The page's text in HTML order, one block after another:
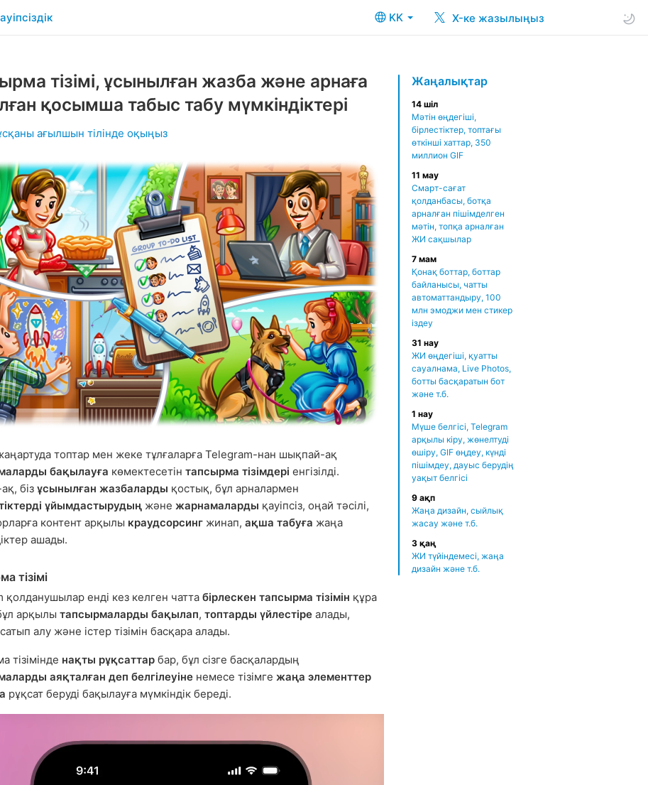
KK X-ке жазылыңыз
Жаңалықтар
14 шіл
Мәтін өңдегіші,
бірлестіктер, топтағы
өткінші хаттар, 350
миллион GIF
11 мау
Смарт-сағат
қолданбасы, ботқа
арналған пішімделген
мәтін, топқа арналған
ЖИ сақшылар
7 мам
Қонақ боттар, боттар
байланысы, чатты
автоматтандыру, 100
млн эмоджи мен стикер
іздеу
31 нау
ЖИ өңдегіші, қуатты
сауалнама, Live Photos,
ботты басқаратын бот
және т.б.
1 нау
Мүше белгісі, Telegram
арқылы кіру, жөнелтуді
өшіру, GIF өңдеу, күнді
пішімдеу, дауыс берудің
уақыт белгісі
9 ақп
Жаңа дизайн, сыйлық
жасау және т.б.
3 қаң
ЖИ түйіндемесі, жаңа
дизайн және т.б.
тізімі, ұсынылған жазба және арнаға
қосымша табыс табу мүмкіндіктері
ағылшын тілінде оқыңыз
жаңартуда топтар мен жеке тұлғаларға Telegram-нан шықпай-ақ
бақылауға көмектесетін тапсырма тізімдері енгізілді.
біз ұсынылған жазбаларды қостық, бұл арналармен
ұйымдастырудың және жарнамаларды қауіпсіз, оңай тәсілі,
контент арқылы краудсорсинг жинап, ақша табуға жаңа
ашады.
тізімі
қолданушылар енді кез келген чатта бірлескен тапсырма тізімін құра
арқылы тапсырмаларды бақылап, топтарды үйлестіре алады,
алу және істер тізімін басқара алады.
тізімінде нақты рұқсаттар бар, бұл сізге басқалардың
аяқталған деп белгілеуіне немесе тізімге жаңа элементтер
рұқсат беруді бақылауға мүмкіндік береді.